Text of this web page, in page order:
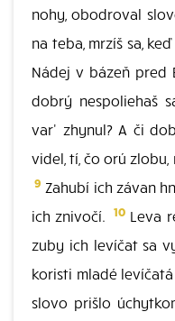
nohy, obodroval
na teba, mrzíš sa,
Nádej v bázeň pred
dobrý nespoliehaš
var' zhynul? A či
videl, tí, čo orú zlobu,
9 Zahubí ich závan
ich znivočí. 10Leva
zuby ich levíčat sa
koristi mladé
slovo prišlo